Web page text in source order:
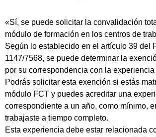
«Sí, se puede solicitar la convalidación
módulo de formación en los centros de
Según lo establecido en el artículo 39 del
1147/7568, se puede determinar la
por su correspondencia con la
Podrás solicitar esta exención si estás
módulo FCT y puedes acreditar una
correspondiente a un año, como mínimo,
trabajaste a tiempo completo.
Esta experiencia debe estar relacionada